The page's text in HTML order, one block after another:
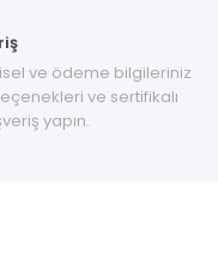
ve ödeme bilgileriniz
ve sertifikalı
yapın.